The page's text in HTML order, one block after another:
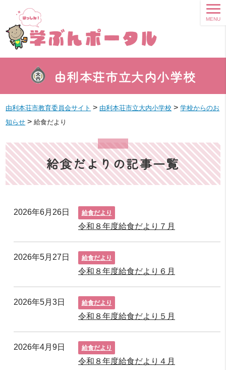
由利本荘市立大内小学校
MENU
由利本荘市教育委員会サイト > 由利本荘市立大内小学校 >学校からのお
知らせ >給食だより
給食だよりの記事一覧
2026年6月26日 給食だより
令和８年度給食だより７月
2026年5月27日 給食だより
令和８年度給食だより６月
2026年5月3日 給食だより
令和８年度給食だより５月
2026年4月9日 給食だより
令和８年度給食だより４月